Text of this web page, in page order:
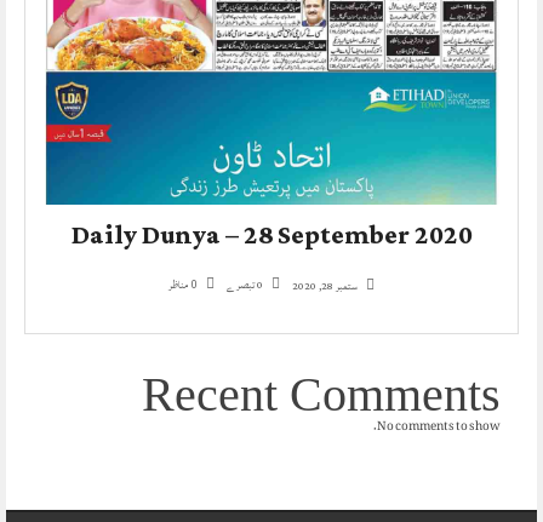
Recent Comments
No comments to show.
Daily Dunya – 28 September 2020
ستمبر 28, 2020 0 مناظر